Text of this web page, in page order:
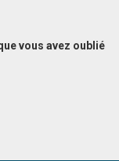
vous avez oublié